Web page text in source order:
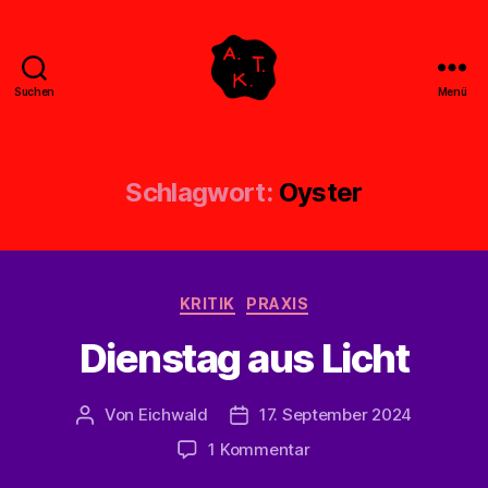
Suchen Menü
Schlagwort: Oyster
Kategorien
KRITIK PRAXIS
Dienstag aus Licht
Beitragsautor
Von Eichwald Veröffentlichungsdatum
17. September 2024
1 Kommentarzu